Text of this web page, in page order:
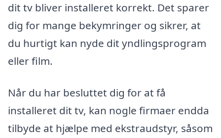
dit tv bliver installeret korrekt. Det sparer
dig for mange bekymringer og sikrer, at
du hurtigt kan nyde dit yndlingsprogram
eller film.
Når du har besluttet dig for at få
installeret dit tv, kan nogle firmaer endda
tilbyde at hjælpe med ekstraudstyr, såsom